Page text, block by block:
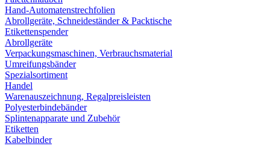
Hand-Automatenstrechfolien
Abrollgeräte, Schneideständer & Packtische
Etikettenspender
Abrollgeräte
Verpackungsmaschinen, Verbrauchsmaterial
Umreifungsbänder
Spezialsortiment
Handel
Warenauszeichnung, Regalpreisleisten
Polyesterbindebänder
Splintenapparate und Zubehör
Etiketten
Kabelbinder